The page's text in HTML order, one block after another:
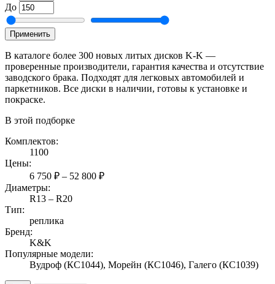
До
Применить
В каталоге более 300 новых литых дисков K-K —
проверенные производители, гарантия качества и отсутствие
заводского брака. Подходят для легковых автомобилей и
паркетников. Все диски в наличии, готовы к установке и
покраске.
В этой подборке
Комплектов:
1100
Цены:
6 750 ₽ – 52 800 ₽
Диаметры:
R13 – R20
Тип:
реплика
Бренд:
K&K
Популярные модели:
Вудроф (КС1044), Морейн (КС1046), Галего (КС1039)